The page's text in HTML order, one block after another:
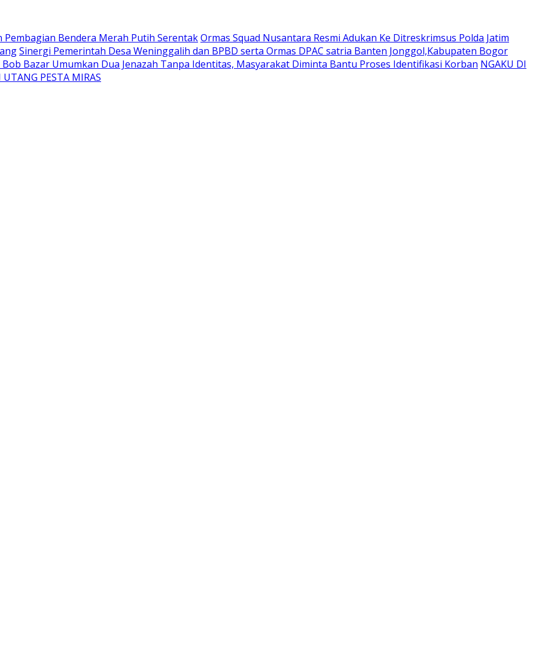
Pembagian Bendera Merah Putih SerentakOrmas Squad Nusantara Resmi Adukan Ke Ditreskrimsus Polda Jatim
Sinergi Pemerintah Desa Weninggalih dan BPBD serta Ormas DPAC satria Banten Jonggol,Kabupaten Bogor
Bob Bazar Umumkan Dua Jenazah Tanpa Identitas, Masyarakat Diminta Bantu Proses Identifikasi Korban NGAKU DI
PESTA MIRAS